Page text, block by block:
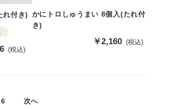
れ付き)
(税込)
かにトロしゅうまい 8個入(たれ付
き)
販
￥2,160 (税込)
6 次へ